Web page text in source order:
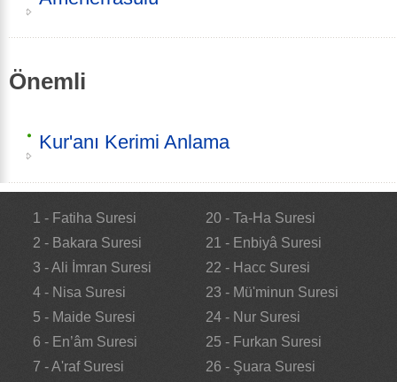
Önemli
Kur'anı Kerimi Anlama
1 - Fatiha Suresi
2 - Bakara Suresi
3 - Ali İmran Suresi
4 - Nisa Suresi
5 - Maide Suresi
6 - En’âm Suresi
7 - A'raf Suresi
20 - Ta-Ha Suresi
21 - Enbiyâ Suresi
22 - Hacc Suresi
23 - Mü'minun Suresi
24 - Nur Suresi
25 - Furkan Suresi
26 - Şuara Suresi